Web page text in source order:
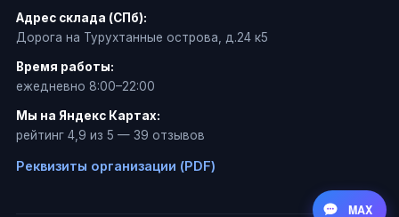
Адрес склада (СПб):
Дорога на Турухтанные острова, д.24 к5
Время работы:
ежедневно 8:00–22:00
Мы на Яндекс Картах:
рейтинг 4,9 из 5 — 39 отзывов
Реквизиты организации (PDF)
MAX